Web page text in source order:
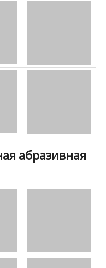
абразивная